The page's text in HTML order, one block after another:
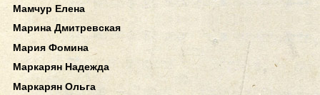
Мамчур Елена
Марина Дмитревская
Мария Фомина
Маркарян Надежда
Маркарян Ольга